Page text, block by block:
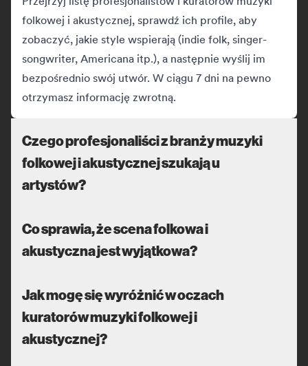
folkowej i akustycznej, sprawdź ich profile, aby
zobaczyć, jakie style wspierają (indie folk, singer-
songwriter, Americana itp.), a następnie wyślij im
bezpośrednio swój utwór. W ciągu 7 dni na pewno
otrzymasz informację zwrotną.
Czego profesjonaliści z branży muzyki
folkowej i akustycznej szukają u
artystów?
Co sprawia, że scena folkowa i
akustyczna jest wyjątkowa?
Jak mogę się wyróżnić w oczach
kuratorów muzyki folkowej i
akustycznej?